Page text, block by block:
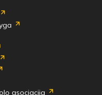
asociacija